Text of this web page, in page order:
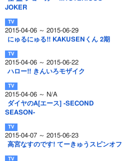
JOKER
2015-04-06 ～ 2015-06-29
にゅるにゅる!! KAKUSENくん 2期
2015-04-06 ～ 2015-06-22
ハロー!! きんいろモザイク
2015-04-06 ～ N/A
ダイヤのA[エース] -SECOND
SEASON-
2015-04-07 ～ 2015-06-23
高宮なすのです! てーきゅうスピンオフ